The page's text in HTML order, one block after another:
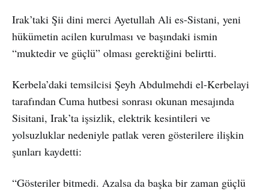
Irak’taki Şii dini merci Ayetullah Ali es-Sistani, yeni
hükümetin acilen kurulması ve başındaki ismin
“muktedir ve güçlü” olması gerektiğini belirtti.
Kerbela’daki temsilcisi Şeyh Abdulmehdi el-Kerbelayi
tarafından Cuma hutbesi sonrası okunan mesajında
Sisitani, Irak’ta işsizlik, elektrik kesintileri ve
yolsuzluklar nedeniyle patlak veren gösterilere ilişkin
şunları kaydetti:
“Gösteriler bitmedi. Azalsa da başka bir zaman güçlü